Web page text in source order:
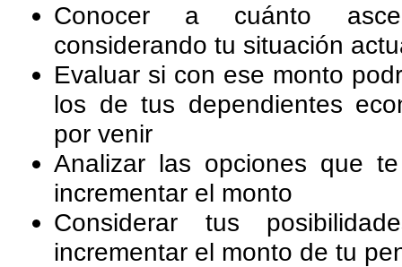
Conocer a cuánto
considerando tu situación
Evaluar si con ese monto
los de tus dependientes
por venir
Analizar las opciones que
incrementar el monto
Considerar tus
incrementar el monto de tu